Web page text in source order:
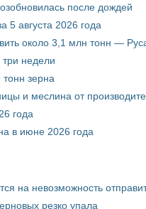
после дождей
5 августа 2026 года
около 3,1 млн тонн —
недели
зерна
и меслина от
года
в июне 2026 года
на невозможность
резко упала